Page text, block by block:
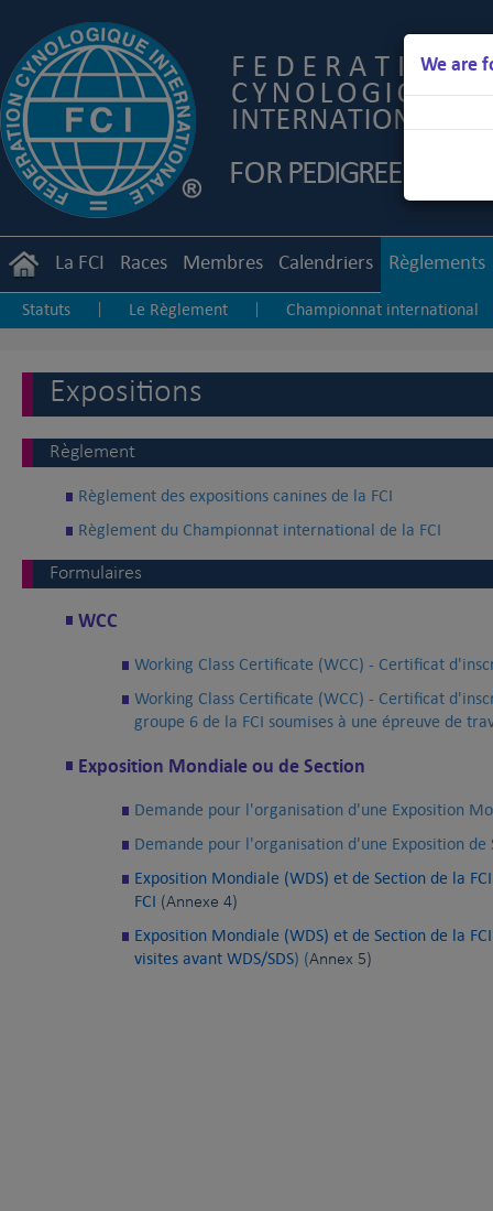
We are
La FCI Races Membres Calendriers Règlements
Statuts Le Règlement
Championnat international
Expositions
Règlement
Règlement des expositions canines de la FCI
Règlement du Championnat international de la FCI
Formulaires
WCC
Working Class Certificate (WCC) - Certificat
Working Class Certificate (WCC) - Certificat
groupe 6 de la FCI soumises à une épreuve de
Exposition Mondiale ou de Section
Demande pour l'organisation d'une Exposition
Demande pour l'organisation d'une Exposition de
Exposition Mondiale (WDS) et de Section de la
FCI (Annexe 4)
Exposition Mondiale (WDS) et de Section de la
visites avant WDS/SDS) (Annex 5)